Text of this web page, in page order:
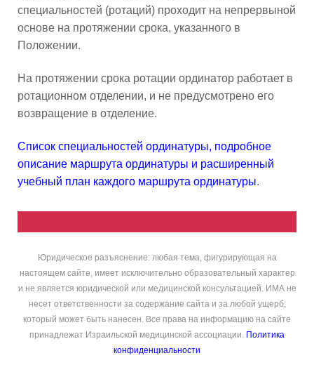
специальностей (ротаций) проходит на непрервыной
основе на протяжении срока, указанного в
Положении.
На протяжении срока ротации ординатор работает в
ротационном отделении, и не предусмотрено его
возвращение в отделение.
Список специальностей ординатуры, подробное
описание маршрута ординатуры и расширенный
учебный план каждого маршрута ординатуры.
Юридическое разъяснение: любая тема, фигурирующая на
настоящем сайте, имеет исключительно образовательный характер
и не является юридической или медицинской консультацией. ИМА не
несет ответственности за содержание сайта и за любой ущерб,
который может быть нанесен. Все права на информацию на сайте
принадлежат Израильской медицинской ассоциации. Политика
конфиденциальности